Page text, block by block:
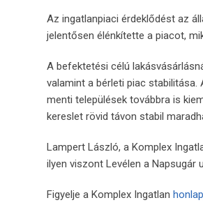
Az ingatlanpiaci érdeklődést az
jelentősen élénkítette a piacot,
A befektetési célú
valamint a bérleti piac
menti települések továbbra is
kereslet rövid távon stabil
Lampert László, a Komplex
ilyen viszont Levélen a
Figyelje a Komplex Ingatlan